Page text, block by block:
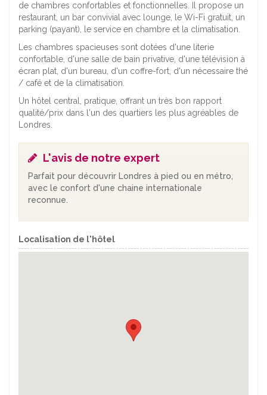
de chambres confortables et fonctionnelles. Il propose un
restaurant, un bar convivial avec lounge, le Wi-Fi gratuit, un
parking (payant), le service en chambre et la climatisation.
Les chambres spacieuses sont dotées d'une literie
confortable, d'une salle de bain privative, d'une télévision à
écran plat, d'un bureau, d'un coffre-fort, d'un nécessaire thé
/ café et de la climatisation.
Un hôtel central, pratique, offrant un très bon rapport
qualité/prix dans l'un des quartiers les plus agréables de
Londres.
L'avis de notre expert
Parfait pour découvrir Londres à pied ou en métro,
avec le confort d'une chaine internationale
reconnue.
Localisation de l'hôtel